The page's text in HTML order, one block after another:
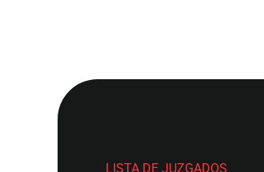
LISTA DE JUZGADOS